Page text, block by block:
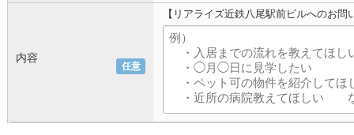
任意
内容
【リアライズ近鉄八尾駅前ビルへのお問